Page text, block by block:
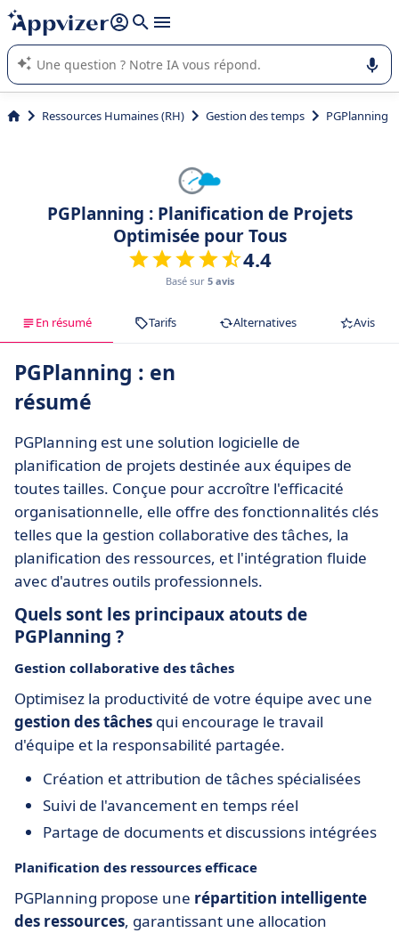
répondre (plusieurs lignes avec
L'IA de Appvizer vous guide dans l'utilisation ou la sélection de
logiciel SaaS en entreprise.
Ressources Humaines (RH) Gestion des temps PGPlanning
PGPlanning : Planification de Projets
Optimisée pour Tous
4.4
Basé sur 5 avis
En résumé Tarifs Alternatives Avis
PGPlanning : en
résumé
PGPlanning est une solution logicielle de
planification de projets destinée aux équipes de
toutes tailles. Conçue pour accroître l'efficacité
organisationnelle, elle offre des fonctionnalités clés
telles que la gestion collaborative des tâches, la
planification des ressources, et l'intégration fluide
avec d'autres outils professionnels.
Quels sont les principaux atouts de
PGPlanning ?
Gestion collaborative des tâches
Optimisez la productivité de votre équipe avec une
gestion des tâches qui encourage le travail
d'équipe et la responsabilité partagée.
Création et attribution de tâches spécialisées
Suivi de l'avancement en temps réel
Partage de documents et discussions intégrées
Planification des ressources efficace
PGPlanning propose une répartition intelligente
des ressources, garantissant une allocation